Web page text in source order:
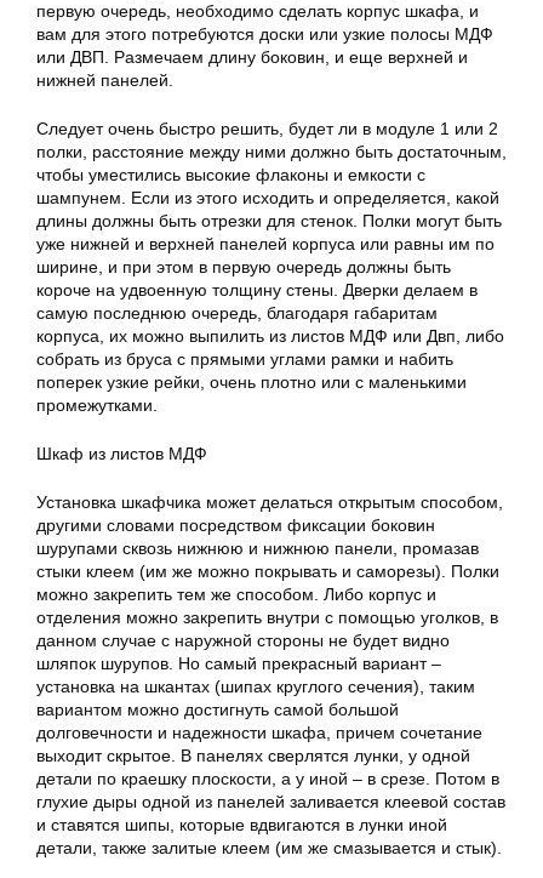
первую очередь, необходимо сделать корпус шкафа, и
вам для этого потребуются доски или узкие полосы МДФ
или ДВП. Размечаем длину боковин, и еще верхней и
нижней панелей.
Следует очень быстро решить, будет ли в модуле 1 или 2
полки, расстояние между ними должно быть достаточным,
чтобы уместились высокие флаконы и емкости с
шампунем. Если из этого исходить и определяется, какой
длины должны быть отрезки для стенок. Полки могут быть
уже нижней и верхней панелей корпуса или равны им по
ширине, и при этом в первую очередь должны быть
короче на удвоенную толщину стены. Дверки делаем в
самую последнюю очередь, благодаря габаритам
корпуса, их можно выпилить из листов МДФ или Двп, либо
собрать из бруса с прямыми углами рамки и набить
поперек узкие рейки, очень плотно или с маленькими
промежутками.
Шкаф из листов МДФ
Установка шкафчика может делаться открытым способом,
другими словами посредством фиксации боковин
шурупами сквозь нижнюю и нижнюю панели, промазав
стыки клеем (им же можно покрывать и саморезы). Полки
можно закрепить тем же способом. Либо корпус и
отделения можно закрепить внутри с помощью уголков, в
данном случае с наружной стороны не будет видно
шляпок шурупов. Но самый прекрасный вариант –
установка на шкантах (шипах круглого сечения), таким
вариантом можно достигнуть самой большой
долговечности и надежности шкафа, причем сочетание
выходит скрытое. В панелях сверлятся лунки, у одной
детали по краешку плоскости, а у иной – в срезе. Потом в
глухие дыры одной из панелей заливается клеевой состав
и ставятся шипы, которые вдвигаются в лунки иной
детали, также залитые клеем (им же смазывается и стык).